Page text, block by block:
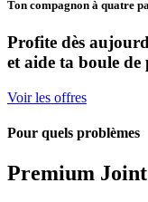
Ton compagnon à quatre
Profite dès
etaide ta boule de
Voir les offres
Pour quels problèmes
Premium